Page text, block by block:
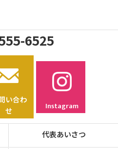
6525
い合わ
せ
Instagram
代表あいさつ